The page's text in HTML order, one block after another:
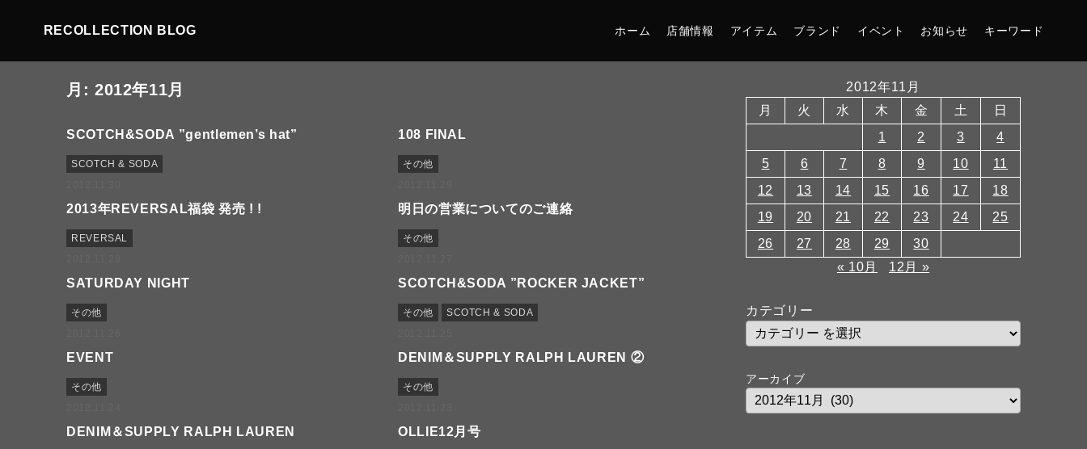
RECOLLECTION BLOG ホーム 店舗情報 アイテム ブランド イベント お知らせ キーワード
月: 2012年11月
SCOTCH&SODA ”gentlemen’s hat”
SCOTCH & SODA
108 FINAL
その他
2013年REVERSAL福袋 発売 ! !
REVERSAL
明日の営業についてのご連絡
その他
SATURDAY NIGHT
その他
SCOTCH&SODA ”ROCKER JACKET”
その他
SCOTCH & SODA
EVENT
その他
DENIM＆SUPPLY RALPH LAUREN ②
その他
DENIM＆SUPPLY RALPH LAUREN OLLIE12月号
2012年11月
月
火 水 木 金 土
日
1
2 3
4
5
6 7 8 9 10
11
12
13 14 15 16 17
18
19
20 21 22 23 24
25
26
27 28 29
30
« 10月
12月 »
カテゴリー
アーカイブ